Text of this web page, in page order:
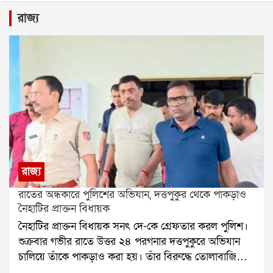
রাজ্য
রাজ্য
রাতের অন্ধকারে পুলিশের অভিযান, দত্তপুকুর থেকে পাকড়াও
নৈহাটির প্রাক্তন বিধায়ক
নৈহাটির প্রাক্তন বিধায়ক সনৎ দে-কে গ্রেফতার করল পুলিশ।
শুক্রবার গভীর রাতে উত্তর ২৪ পরগনার দত্তপুকুরে অভিযান
চালিয়ে তাঁকে পাকড়াও করা হয়। তাঁর বিরুদ্ধে তোলাবাজি